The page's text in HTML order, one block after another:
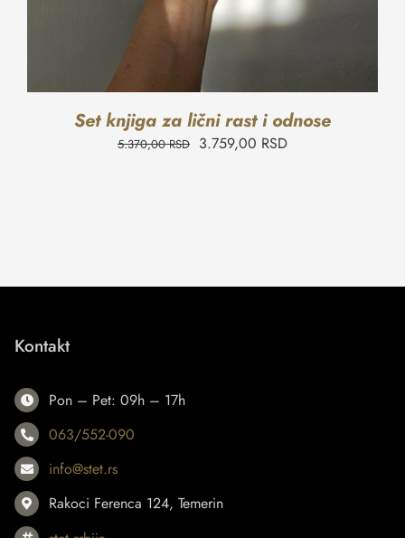
Set knjiga za lični rast i odnose
5.370,00RSD 3.759,00 RSD
Kontakt
Pon – Pet: 09h – 17h
063/552-090
info@stet.rs
Rakoci Ferenca 124, Temerin